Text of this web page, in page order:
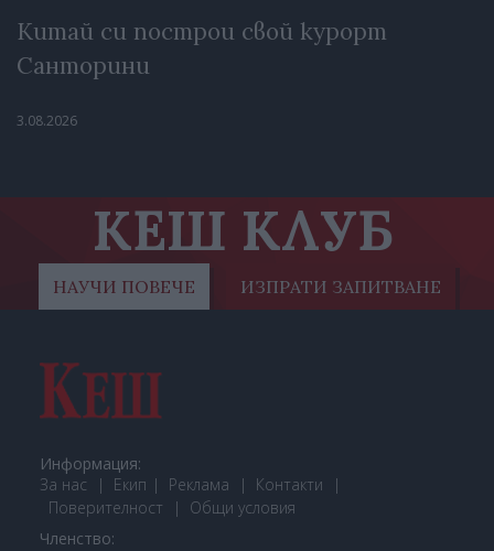
Китай си построи свой курорт
Санторини
3.08.2026
КЕШ КЛУБ
НАУЧИ ПОВЕЧЕ ИЗПРАТИ ЗАПИТВАНЕ
Информация:
За нас
Екип Реклама
Контакти
Поверителност
Общи условия
Членство: